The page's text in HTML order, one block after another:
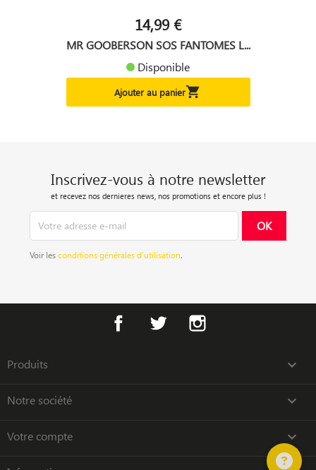
14,99 €
MR GOOBERSON SOS FANTOMES L...
Disponible
Ajouter au panier
Inscrivez-vous à notre newsletter
et recevez nos dernieres news, nos promotions et encore plus !
Voir lesconditions générales d’utilisation.
Facebook Twitter
Produits 
Notre société 
Votre compte 